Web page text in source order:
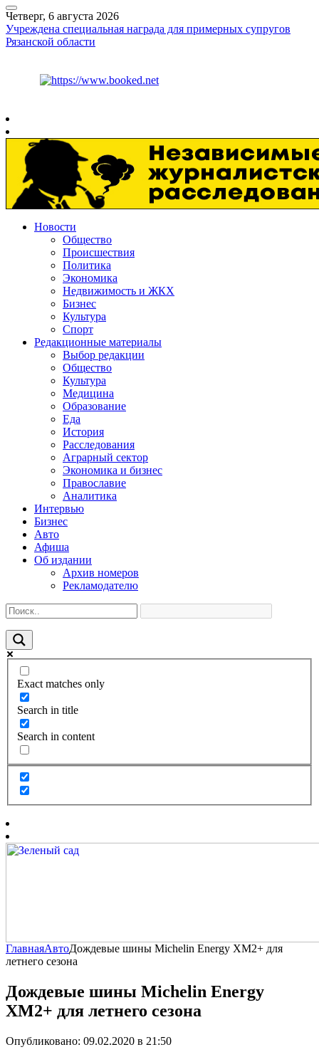
Четверг, 6 августа 2026
Учреждена специальная награда для примерных супругов
Рязанской области
Новости
Общество
Происшествия
Политика
Экономика
Недвижимость и ЖКХ
Бизнес
Культура
Спорт
Редакционные материалы
Выбор редакции
Общество
Культура
Медицина
Образование
Еда
История
Расследования
Аграрный сектор
Экономика и бизнес
Православие
Аналитика
Интервью
Бизнес
Авто
Афиша
Об издании
Архив номеров
Рекламодателю
Exact matches only
Search in title
Search in content
ГлавнаяАвтоДождевые шины Michelin Energy XM2+ для
летнего сезона
Дождевые шины Michelin Energy
XM2+ для летнего сезона
Опубликовано: 09.02.2020 в 21:50